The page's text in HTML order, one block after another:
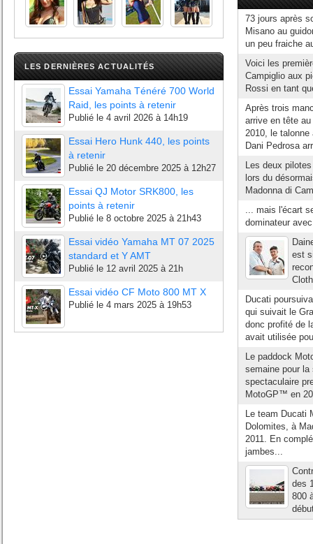
LES DERNIÈRES ACTUALITÉS
Essai Yamaha Ténéré 700 World
Raid, les points à retenir
Publié le 4 avril 2026 à 14h19
Essai Hero Hunk 440, les points
à retenir
Publié le 20 décembre 2025 à 12h27
Essai QJ Motor SRK800, les
points à retenir
Publié le 8 octobre 2025 à 21h43
Essai vidéo Yamaha MT 07 2025
standard et Y AMT
Publié le 12 avril 2025 à 21h
Essai vidéo CF Moto 800 MT X
Publié le 4 mars 2025 à 19h53
73 jours après
Misano au
un peu fraiche
Voici les
Campiglio aux
Rossi en tant
Après trois
arrive en tête
2010, le
Dani Pedrosa
Les deux
lors du
Madonna di
... mais l'écart
dominateur
est
Ducati
qui suivait le
donc profité de
avait utilisée
Le paddock
semaine pour la
spectaculaire
MotoGP™ en
Le team Ducati
Dolomites, à
2011. En
jambes...
des
800